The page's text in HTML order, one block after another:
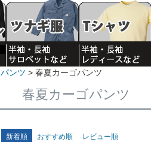
パンツ 春夏カーゴパンツ
春夏カーゴパンツ
新着順 おすすめ順 レビュー順